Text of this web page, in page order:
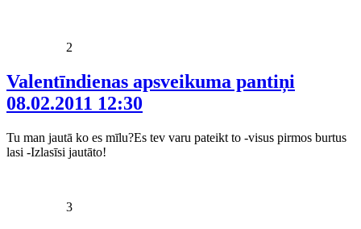
2
Valentīndienas apsveikuma pantiņi
08.02.2011 12:30
Tu man jautā ko es mīlu?Es tev varu pateikt to -visus pirmos burtus
lasi -Izlasīsi jautāto!
3